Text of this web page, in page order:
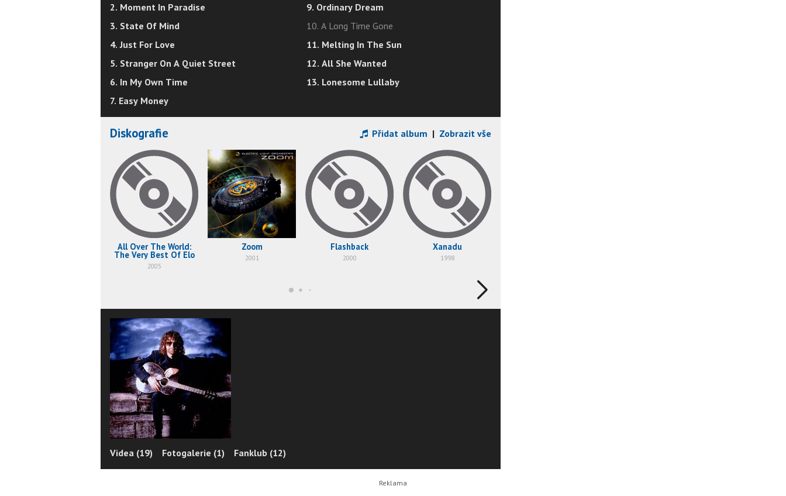
2. Moment In Paradise
3. State Of Mind
4. Just For Love
5. Stranger On A Quiet Street
6. In My Own Time
7. Easy Money
9. Ordinary Dream
10. A Long Time Gone
11. Melting In The Sun
12. All She Wanted
13. Lonesome Lullaby
Diskografie Přidat album | Zobrazit vše
All Over The World:
The Very Best Of Elo
2005
Zoom
2001
Flashback
2000
Xanadu
1998
Videa (19) Fotogalerie (1) Fanklub (12)